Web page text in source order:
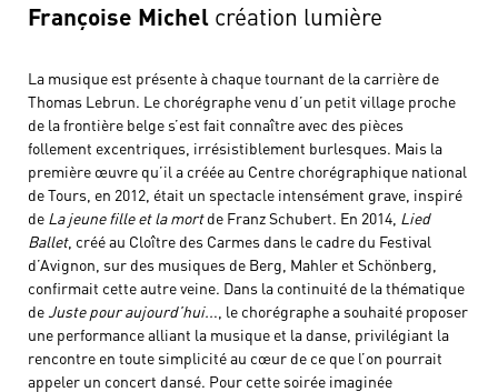
Françoise Michel création lumière
La musique est présente à chaque tournant de la carrière de
Thomas Lebrun. Le chorégraphe venu d’un petit village proche
de la frontière belge s’est fait connaître avec des pièces
follement excentriques, irrésistiblement burlesques. Mais la
première œuvre qu’il a créée au Centre chorégraphique national
de Tours, en 2012, était un spectacle intensément grave, inspiré
de La jeune fille et la mortde Franz Schubert. En 2014, Lied
Ballet, créé au Cloître des Carmes dans le cadre du Festival
d’Avignon, sur des musiques de Berg, Mahler et Schönberg,
confirmait cette autre veine. Dans la continuité de la thématique
de Juste pour aujourd’hui..., le chorégraphe a souhaité proposer
une performance alliant la musique et la danse, privilégiant la
rencontre en toute simplicité au cœur de ce que l’on pourrait
appeler un concert dansé. Pour cette soirée imaginée